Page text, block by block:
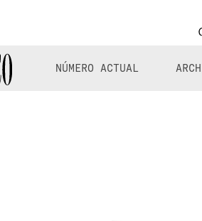
NÚMERO ACTUAL